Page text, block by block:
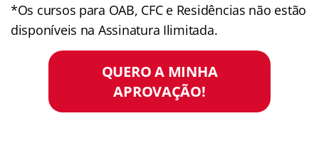
*Os cursos para OAB, CFC e Residências não estão
disponíveis na Assinatura Ilimitada.
QUERO A MINHA
APROVAÇÃO!